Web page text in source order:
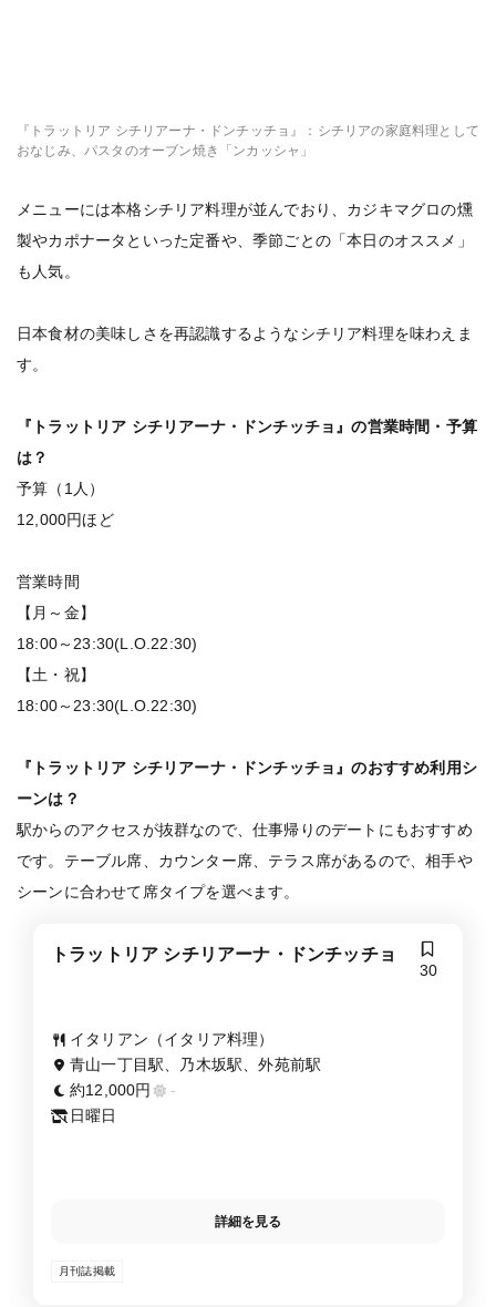
『トラットリア シチリアーナ・ドンチッチョ』：シチリアの家庭料理として
おなじみ、パスタのオーブン焼き「ンカッシャ」
メニューには本格シチリア料理が並んでおり、カジキマグロの燻
製やカポナータといった定番や、季節ごとの「本日のオススメ」
も人気。
日本食材の美味しさを再認識するようなシチリア料理を味わえま
す。
『トラットリア シチリアーナ・ドンチッチョ』の営業時間・予算
は？
予算（1人）
12,000円ほど
営業時間
【月～金】
18:00～23:30(L.O.22:30)
【土・祝】
18:00～23:30(L.O.22:30)
『トラットリア シチリアーナ・ドンチッチョ』のおすすめ利用シ
ーンは？
駅からのアクセスが抜群なので、仕事帰りのデートにもおすすめ
です。テーブル席、カウンター席、テラス席があるので、相手や
シーンに合わせて席タイプを選べます。
トラットリア シチリアーナ・ドンチッチョ
30
イタリアン（イタリア料理）
青山一丁目駅、乃木坂駅、外苑前駅
約12,000円
-
日曜日
詳細を見る
月刊誌掲載